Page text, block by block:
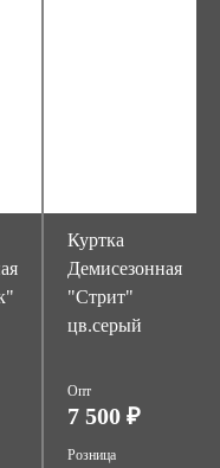
Куртка
Демисезонная
"Стрит"
цв.серый
Опт
7 500 ₽
Розница